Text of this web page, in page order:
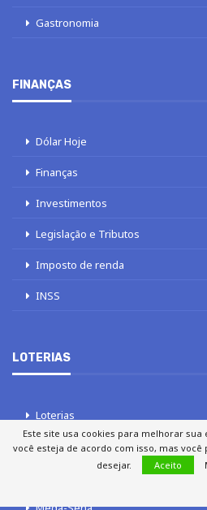
Gastronomia
FINANÇAS
Dólar Hoje
Finanças
Investimentos
Legislação e Tributos
Imposto de renda
INSS
LOTERIAS
Loterias
Quina
Este site usa cookies para melhorar sua
você esteja de acordo com isso, mas
desejar.
Aceito